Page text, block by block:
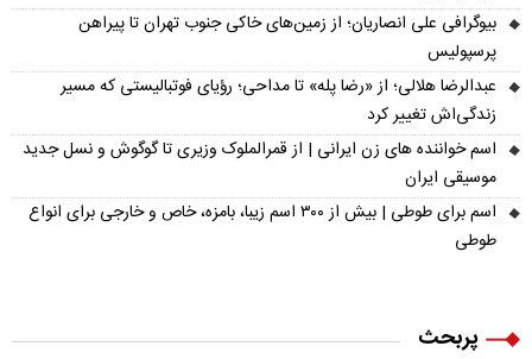
بیوگرافی علی انصاریان؛ از زمین‌های خاکی جنوب تهران تا پیراهن
پرسپولیس
عبدالرضا هلالی؛ از «رضا پله» تا مداحی؛ رؤیای فوتبالیستی که مسیر
زندگی‌اش تغییر کرد
اسم خواننده های زن ایرانی | از قمرالملوک وزیری تا گوگوش و نسل جدید
موسیقی ایران
اسم برای طوطی | بیش از ۳۰۰ اسم زیبا، بامزه، خاص و خارجی برای انواع
طوطی
پربحث